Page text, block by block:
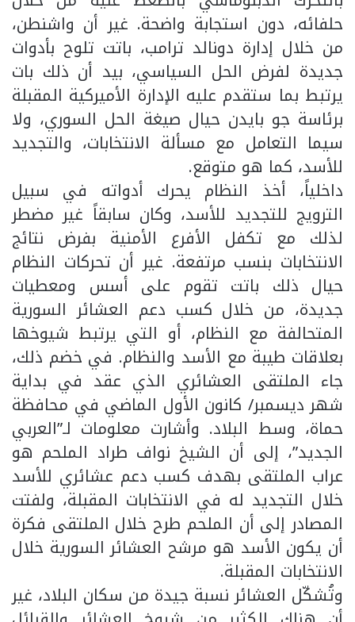
حلفائه، دون استجابة واضحة. غير أن واشنطن،
من خلال إدارة دونالد ترامب، باتت تلوح بأدوات
جديدة لفرض الحل السياسي، بيد أن ذلك بات
يرتبط بما ستقدم عليه الإدارة الأميركية المقبلة
برئاسة جو بايدن حيال صيغة الحل السوري، ولا
سيما التعامل مع مسألة الانتخابات، والتجديد
للأسد، كما هو متوقع.
داخلياً، أخذ النظام يحرك أدواته في سبيل
الترويج للتجديد للأسد، وكان سابقاً غير مضطر
لذلك مع تكفل الأفرع الأمنية بفرض نتائج
الانتخابات بنسب مرتفعة. غير أن تحركات النظام
حيال ذلك باتت تقوم على أسس ومعطيات
جديدة، من خلال كسب دعم العشائر السورية
المتحالفة مع النظام، أو التي يرتبط شيوخها
بعلاقات طيبة مع الأسد والنظام. في خضم ذلك،
جاء الملتقى العشائري الذي عقد في بداية
شهر ديسمبر/ كانون الأول الماضي في محافظة
حماة، وسط البلاد. وأشارت معلومات لـ”العربي
الجديد”، إلى أن الشيخ نواف طراد الملحم هو
عراب الملتقى بهدف كسب دعم عشائري للأسد
خلال التجديد له في الانتخابات المقبلة، ولفتت
المصادر إلى أن الملحم طرح خلال الملتقى فكرة
أن يكون الأسد هو مرشح العشائر السورية خلال
الانتخابات المقبلة.
وتُشكّل العشائر نسبة جيدة من سكان البلاد، غير